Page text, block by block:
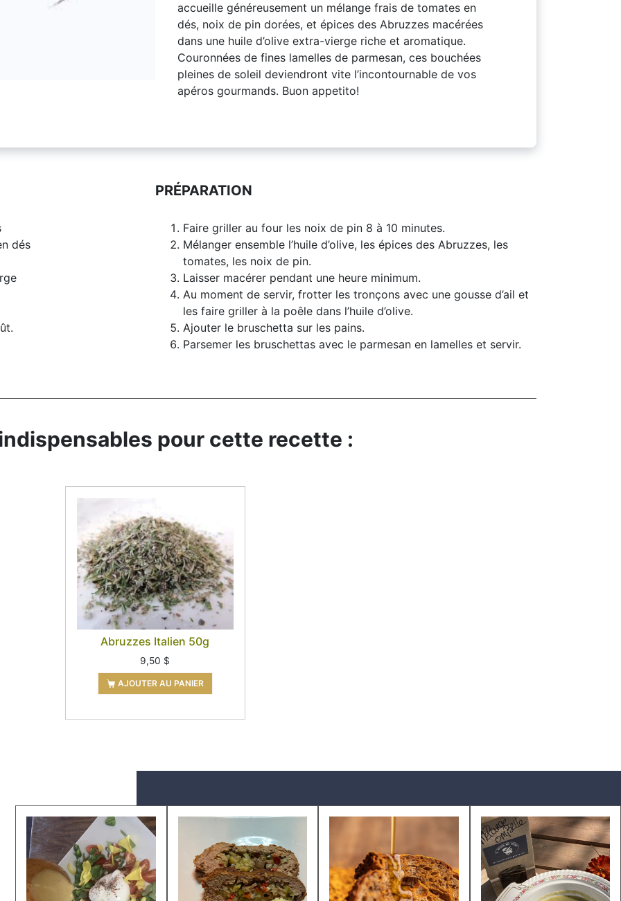
accueille généreusement un mélange frais de tomates en
dés, noix de pin dorées, et épices des Abruzzes macérées
dans une huile d’olive extra-vierge riche et aromatique.
Couronnées de fines lamelles de parmesan, ces bouchées
pleines de soleil deviendront vite l’incontournable de vos
apéros gourmands. Buon appetito!
dés
PRÉPARATION
Faire griller au four les noix de pin 8 à 10 minutes.
Mélanger ensemble l’huile d’olive, les épices des Abruzzes, les
tomates, les noix de pin.
Laisser macérer pendant une heure minimum.
Au moment de servir, frotter les tronçons avec une gousse d’ail et
les faire griller à la poêle dans l’huile d’olive.
Ajouter le bruschetta sur les pains.
Parsemer les bruschettas avec le parmesan en lamelles et servir.
pour cette recette :
Abruzzes Italien 50g
9,50 $
AJOUTER AU PANIER